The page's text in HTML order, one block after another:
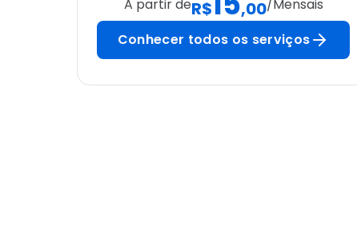
A partir deR$ ,00/Mensais
Conhecer todos os serviços